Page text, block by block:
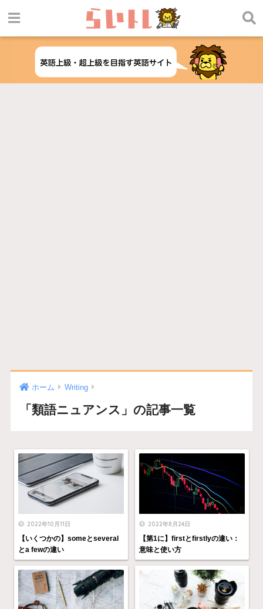
ホーム Writing
「類語ニュアンス」の記事一覧
2022年10月11日
【いくつかの】someとseveral
とa fewの違い
2022年8月24日
【第1に】firstとfirstlyの違い：
意味と使い方